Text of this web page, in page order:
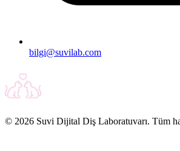
bilgi@suvilab.com
© 2026 Suvi Dijital Diş Laboratuvarı. Tüm